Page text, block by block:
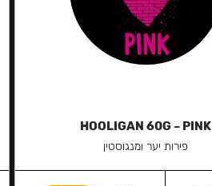
HOOLIGAN 60G – PINK
פירות יער ומנגוסטין